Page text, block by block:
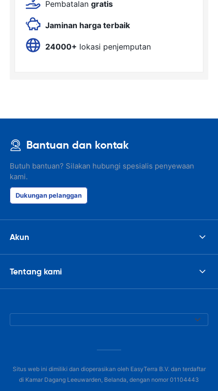
Pembatalan gratis
Jaminan harga terbaik
24000+ lokasi penjemputan
Bantuan dan kontak
Butuh bantuan? Silakan hubungi spesialis penyewaan
kami.
Dukungan pelanggan
Akun
Tentang kami
Situs web ini dimiliki dan dioperasikan oleh EasyTerra B.V. dan terdaftar
di Kamar Dagang Leeuwarden, Belanda, dengan nomor 01104443